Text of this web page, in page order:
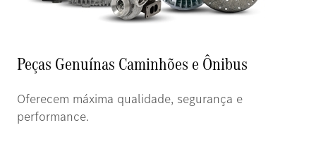
Peças Genuínas Caminhões e Ônibus
Oferecem máxima qualidade, segurança e
performance.